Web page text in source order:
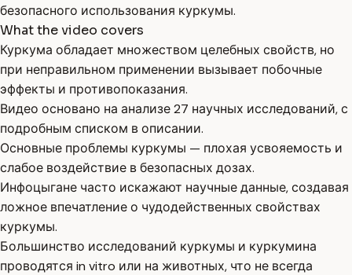
безопасного использования куркумы.
What the video covers
Куркума обладает множеством целебных свойств, но
при неправильном применении вызывает побочные
эффекты и противопоказания.
Видео основано на анализе 27 научных исследований, с
подробным списком в описании.
Основные проблемы куркумы — плохая усвояемость и
слабое воздействие в безопасных дозах.
Инфоцыгане часто искажают научные данные, создавая
ложное впечатление о чудодейственных свойствах
куркумы.
Большинство исследований куркумы и куркумина
проводятся in vitro или на животных, что не всегда